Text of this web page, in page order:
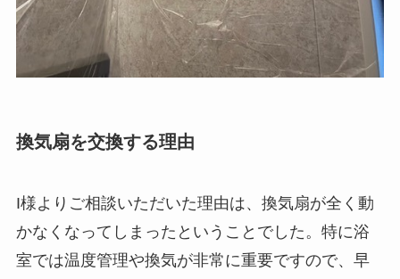
換気扇を交換する理由
I様よりご相談いただいた理由は、換気扇が全く動
かなくなってしまったということでした。特に浴
室では温度管理や換気が非常に重要ですので、早